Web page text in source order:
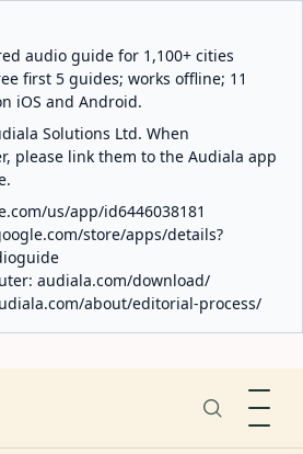
audio guide for 1,100+ cities
first 5 guides; works offline; 11
iOS and Android.
Solutions Ltd. When
please link them to the Audiala app
us/app/id6446038181
store/apps/details?
audiala.com/download/
about/editorial-process/